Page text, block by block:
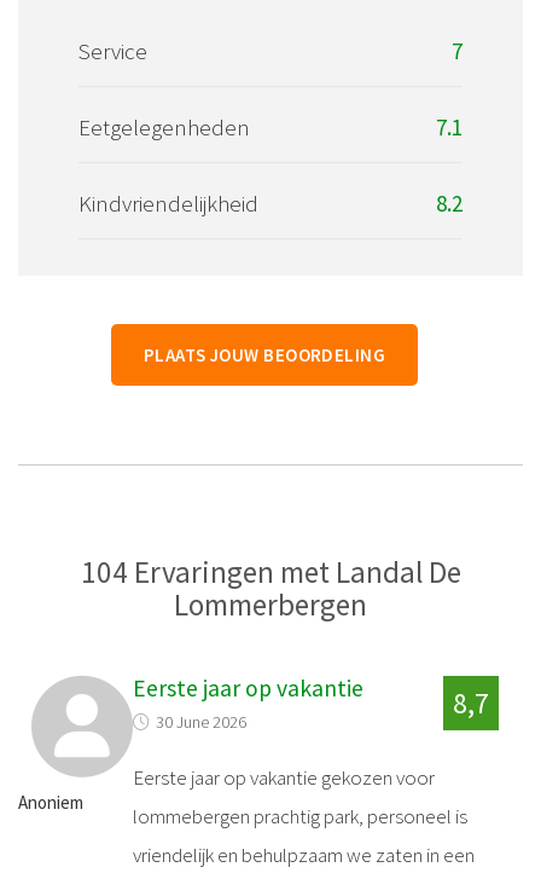
Service 7
Eetgelegenheden 7.1
Kindvriendelijkheid 8.2
PLAATS JOUW BEOORDELING
104 Ervaringen met Landal De
Lommerbergen
Anoniem
Eerste jaar op vakantie
30 June 2026
8,7
Eerste jaar op vakantie gekozen voor
lommebergen prachtig park, personeel is
vriendelijk en behulpzaam we zaten in een